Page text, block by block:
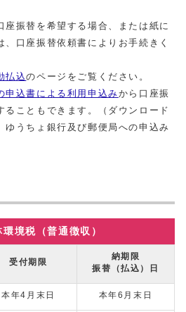
座振替を希望する場合、または紙に
口座振替依頼書によりお手続きく
払込のページをご覧ください。
申込書による利用申込みから口座振
ることもできます。（ダウンロード
ゆうちょ銀行及び郵便局への申込み
境税（普通徴収）
受付期限
納期限
振替（払込）日
本年4月末日 本年6月末日